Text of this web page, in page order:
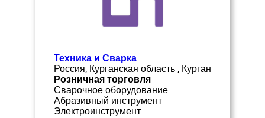
Техника и Сварка
Россия, Курганская область , Курган
Розничная торговля
Сварочное оборудование
Абразивный инструмент
Электроинструмент